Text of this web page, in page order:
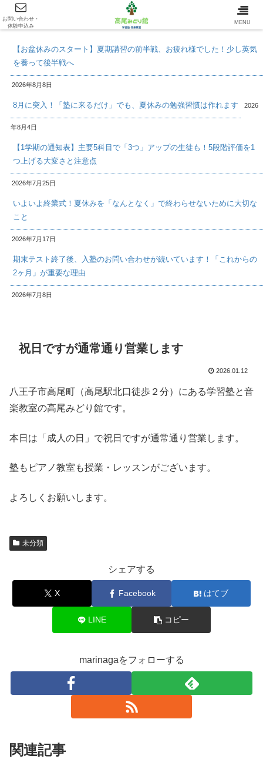
最新情報/INFOMATION
【お盆休みのスタート】夏期講習の前半戦、お疲れ様でした！少し英気
を養って後半戦へ
2026年8月8日
8月に突入！「塾に来るだけ」でも、夏休みの勉強習慣は作れます 2026
年8月4日
【1学期の通知表】主要5科目で「3つ」アップの生徒も！5段階評価を1
つ上げる大変さと注意点
2026年7月25日
いよいよ終業式！夏休みを「なんとなく」で終わらせないために大切な
こと
2026年7月17日
期末テスト終了後、入塾のお問い合わせが続いています！「これからの
2ヶ月」が重要な理由
2026年7月8日
祝日ですが通常通り営業します
2026.01.12
八王子市高尾町（高尾駅北口徒歩２分）にある学習塾と音
楽教室の高尾みどり館です。
本日は「成人の日」で祝日ですが通常通り営業します。
塾もピアノ教室も授業・レッスンがございます。
よろしくお願いします。
未分類
シェアする
X Facebook はてブ
LINE コピー
marinagaをフォローする
関連記事
お問い合わせ・
体験申込み
MENU